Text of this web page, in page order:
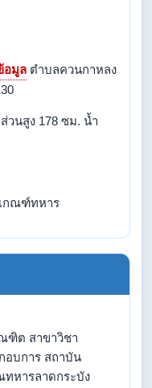
อมูล ตำบลควนกาหลง
วนสูง 178 ซม. น้ำ
กณฑ์ทหาร
ฑิต สาขาวิชา
อบการ สถาบัน
ทหารลาดกระบัง